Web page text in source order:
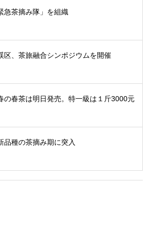
急茶摘み隊」を組織
区、茶旅融合シンポジウムを開催
の春茶は明日発売。特一級は１斤3000元
品種の茶摘み期に突入